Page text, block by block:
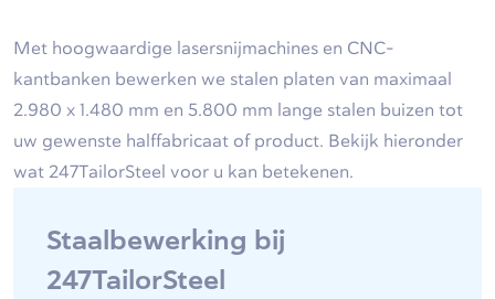
Met hoogwaardige lasersnijmachines en CNC-
kantbanken bewerken we stalen platen van maximaal
2.980 x 1.480 mm en 5.800 mm lange stalen buizen tot
uw gewenste halffabricaat of product. Bekijk hieronder
wat 247TailorSteel voor u kan betekenen.
Staalbewerking bij
247TailorSteel